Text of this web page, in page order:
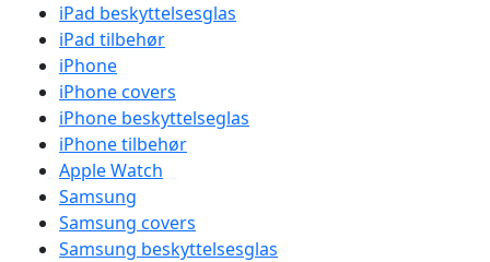
iPad beskyttelsesglas
iPad tilbehør
iPhone
iPhone covers
iPhone beskyttelseglas
iPhone tilbehør
Apple Watch
Samsung
Samsung covers
Samsung beskyttelsesglas